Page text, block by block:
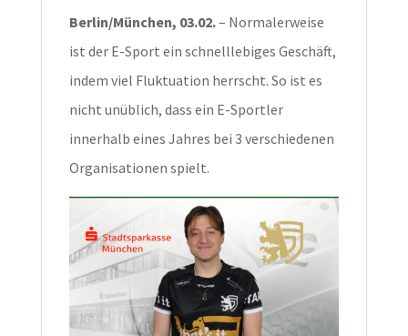
Berlin/München, 03.02.– Normalerweise
ist der E-Sport ein schnelllebiges Geschäft,
indem viel Fluktuation herrscht. So ist es
nicht unüblich, dass ein E-Sportler
innerhalb eines Jahres bei 3 verschiedenen
Organisationen spielt.